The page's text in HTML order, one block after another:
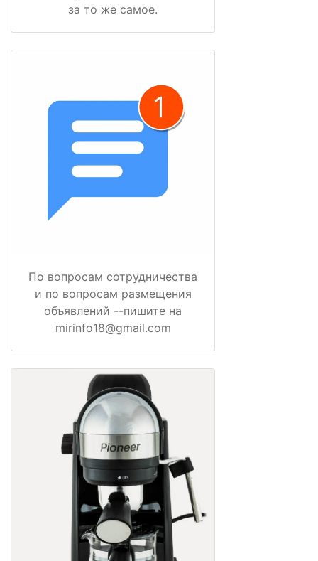
за то же самое.
По вопросам сотрудничества
и по вопросам размещения
объявлений --пишите на
mirinfo18@gmail.com